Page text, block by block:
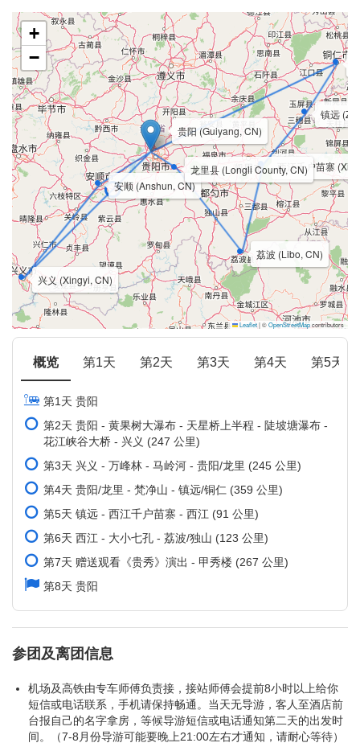
贵阳 (Guiyang, CN)
安顺 (Anshun, CN)
兴义 (Xingyi, CN)
镇远
西江千户苗寨
荔波 (Libo, CN)
龙里县 (Longli County, CN)
+
−
Leaflet|©OpenStreetMapcontributors
概览 第1天 第2天 第3天 第4天 第5天
第1天 贵阳
第2天 贵阳 - 黄果树大瀑布 - 天星桥上半程 - 陡坡塘瀑布 -
花江峡谷大桥 - 兴义 (247 公里)
第3天 兴义 - 万峰林 - 马岭河 - 贵阳/龙里 (245 公里)
第4天 贵阳/龙里 - 梵净山 - 镇远/铜仁 (359 公里)
第5天 镇远 - 西江千户苗寨 - 西江 (91 公里)
第6天 西江 - 大小七孔 - 荔波/独山 (123 公里)
第7天 赠送观看《贵秀》演出 - 甲秀楼 (267 公里)
第8天 贵阳
参团及离团信息
机场及高铁由专车师傅负责接，接站师傅会提前8小时以上给你
短信或电话联系，手机请保持畅通。当天无导游，客人至酒店前
台报自己的名字拿房，等候导游短信或电话通知第二天的出发时
间。（7-8月份导游可能要晚上21:00左右才通知，请耐心等待）